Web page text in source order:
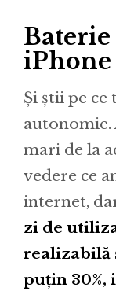
iPhone
Și știi pe ce
autonomie.
mari de la
vedere ce
internet,
zi de
realizabilă
puțin 30%,